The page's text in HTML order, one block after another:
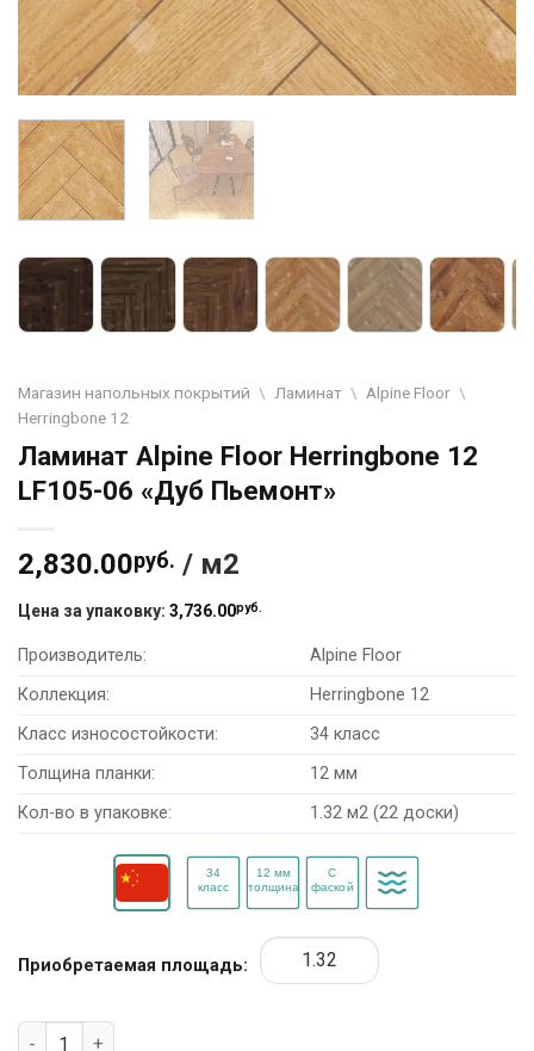
Магазин напольных покрытий \ Ламинат \ Alpine Floor \
Herringbone 12
Ламинат Alpine Floor Herringbone 12
LF105-06 «Дуб Пьемонт»
2,830.00руб. / м2
Цена за упаковку: 3,736.00руб.
Производитель:
Alpine Floor
Коллекция:
Herringbone 12
Класс износостойкости:
34 класс
Толщина планки:
12 мм
Кол-во в упаковке:
1.32 м2 (22 доски)
Приобретаемая площадь:
Количество товара Ламинат Alpine Floor Herringbone 12